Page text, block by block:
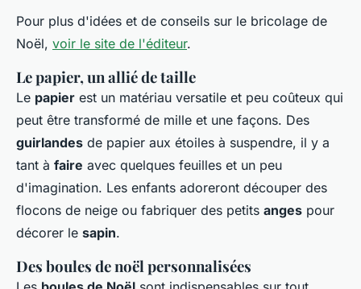
Pour plus d'idées et de conseils sur le bricolage de
Noël, voir le site de l'éditeur.
Le papier, un allié de taille
Le papier est un matériau versatile et peu coûteux qui
peut être transformé de mille et une façons. Des
guirlandes de papier aux étoiles à suspendre, il y a
tant à faire avec quelques feuilles et un peu
d'imagination. Les enfants adoreront découper des
flocons de neige ou fabriquer des petits anges pour
décorer le sapin.
Des boules de noël personnalisées